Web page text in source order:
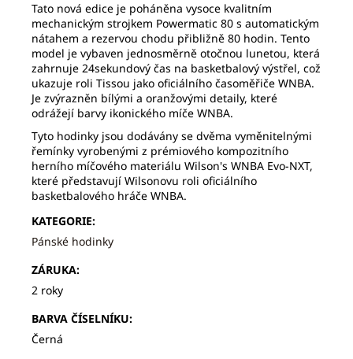
Tato nová edice je poháněna vysoce kvalitním
mechanickým strojkem Powermatic 80 s automatickým
nátahem a rezervou chodu přibližně 80 hodin. Tento
model je vybaven jednosměrně otočnou lunetou, která
zahrnuje 24sekundový čas na basketbalový výstřel, což
ukazuje roli Tissou jako oficiálního časoměřiče WNBA.
Je zvýrazněn bílými a oranžovými detaily, které
odrážejí barvy ikonického míče WNBA.
Tyto hodinky jsou dodávány se dvěma vyměnitelnými
řemínky vyrobenými z prémiového kompozitního
herního míčového materiálu Wilson's WNBA Evo-NXT,
které představují Wilsonovu roli oficiálního
basketbalového hráče WNBA.
KATEGORIE:
Pánské hodinky
ZÁRUKA:
2 roky
BARVA ČÍSELNÍKU:
Černá